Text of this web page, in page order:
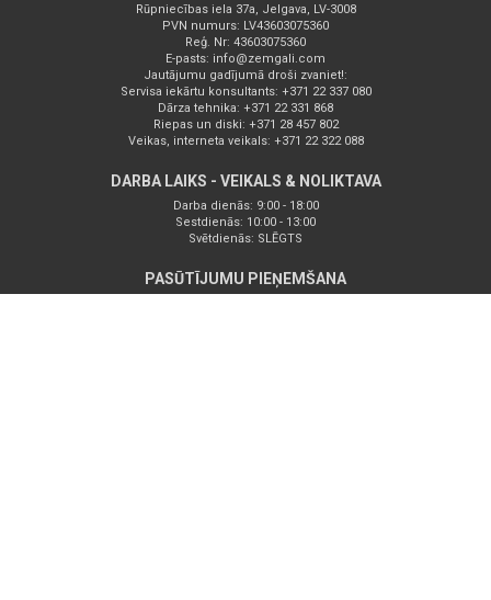
Rūpniecības iela 37a, Jelgava, LV-3008
PVN numurs: LV43603075360
Reģ. Nr: 43603075360
E-pasts: info@zemgali.com
Jautājumu gadījumā droši zvaniet!:
Servisa iekārtu konsultants: +371 22 337 080
Dārza tehnika: +371 22 331 868
Riepas un diski: +371 28 457 802
Veikas, interneta veikals: +371 22 322 088
DARBA LAIKS - VEIKALS & NOLIKTAVA
Darba dienās: 9:00 - 18:00
Sestdienās: 10:00 - 13:00
Svētdienās: SLĒGTS
PASŪTĪJUMU PIEŅEMŠANA